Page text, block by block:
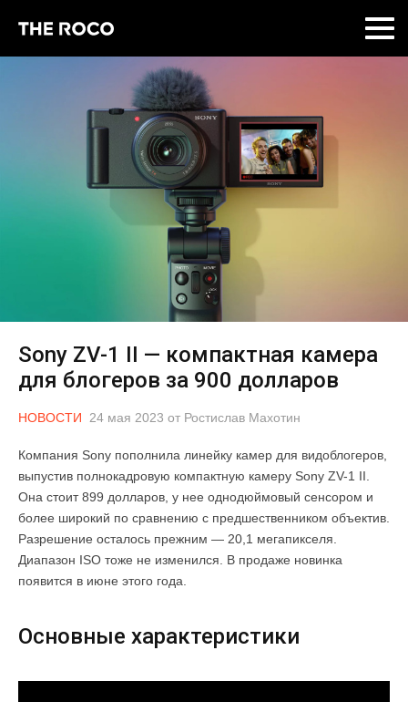
Sony ZV-1 II — компактная камера
для блогеров за 900 долларов
НОВОСТИ 24 мая 2023 от Ростислав Махотин
Компания Sony пополнила линейку камер для видоблогеров,
выпустив полнокадровую компактную камеру Sony ZV-1 II.
Она стоит 899 долларов, у нее однодюймовый сенсором и
более широкий по сравнению с предшественником объектив.
Разрешение осталось прежним — 20,1 мегапикселя.
Диапазон ISO тоже не изменился. В продаже новинка
появится в июне этого года.
Основные характеристики